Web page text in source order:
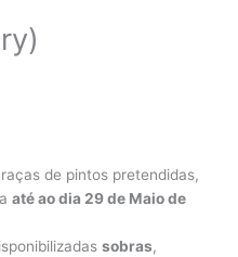
de pintos pretendidas,
até ao dia 29 de Maio de
sobras,